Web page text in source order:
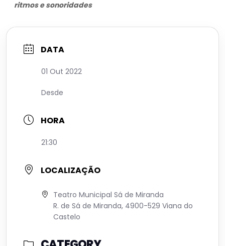
ritmos e sonoridades
DATA
01 Out 2022
Desde
HORA
21:30
LOCALIZAÇÃO
Teatro Municipal Sá de Miranda
R. de Sá de Miranda, 4900-529 Viana do
Castelo